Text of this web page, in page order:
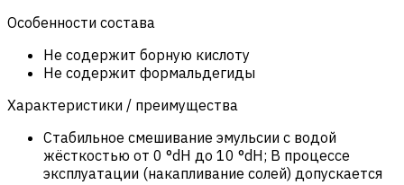
Особенности состава
Не содержит борную кислоту
Не содержит формальдегиды
Характеристики / преимущества
Стабильное смешивание эмульсии с водой
жёсткостью от 0 °dH до 10 °dH; В процессе
эксплуатации (накапливание солей) допускается